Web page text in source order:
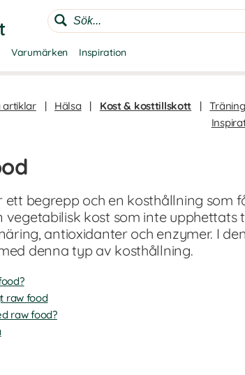
Varumärken Inspiration
artiklar | Hälsa | Kost & kosttillskott | Träning
ett begrepp och en kosthållning som
vegetabilisk kost som inte
antioxidanter och enzymer. I
denna typ av kosthållning.
raw food
raw food?